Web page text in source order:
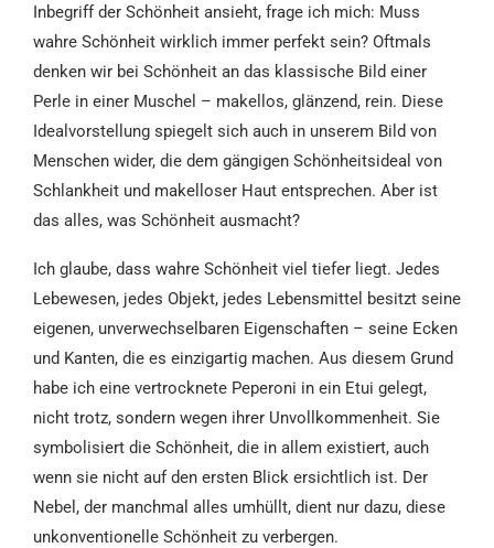
Inbegriff der Schönheit ansieht, frage ich mich: Muss
wahre Schönheit wirklich immer perfekt sein? Oftmals
denken wir bei Schönheit an das klassische Bild einer
Perle in einer Muschel – makellos, glänzend, rein. Diese
Idealvorstellung spiegelt sich auch in unserem Bild von
Menschen wider, die dem gängigen Schönheitsideal von
Schlankheit und makelloser Haut entsprechen. Aber ist
das alles, was Schönheit ausmacht?
Ich glaube, dass wahre Schönheit viel tiefer liegt. Jedes
Lebewesen, jedes Objekt, jedes Lebensmittel besitzt seine
eigenen, unverwechselbaren Eigenschaften – seine Ecken
und Kanten, die es einzigartig machen. Aus diesem Grund
habe ich eine vertrocknete Peperoni in ein Etui gelegt,
nicht trotz, sondern wegen ihrer Unvollkommenheit. Sie
symbolisiert die Schönheit, die in allem existiert, auch
wenn sie nicht auf den ersten Blick ersichtlich ist. Der
Nebel, der manchmal alles umhüllt, dient nur dazu, diese
unkonventionelle Schönheit zu verbergen.